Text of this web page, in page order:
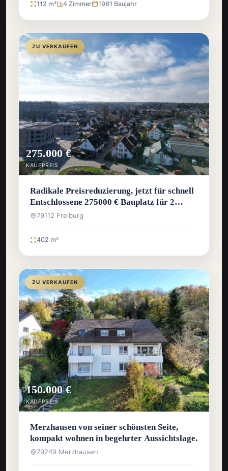
112 m² 4 Zimmer 1981 Baujahr
ZU VERKAUFEN
275.000 €
KAUFPREIS
Radikale Preisreduzierung, jetzt für schnell
Entschlossene 275000 € Bauplatz für 2
Häuser
79112 Freiburg
402 m²
ZU VERKAUFEN
150.000 €
KAUFPREIS
Merzhausen von seiner schönsten Seite,
kompakt wohnen in begehrter Aussichtslage.
79249 Merzhausen